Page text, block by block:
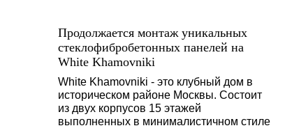
Продолжается монтаж уникальных
стеклофибробетонных панелей на
White Khamovniki
White Khamovniki - это клубный дом в
историческом районе Москвы. Состоит
из двух корпусов 15 этажей
выполненных в минималистичном стиле